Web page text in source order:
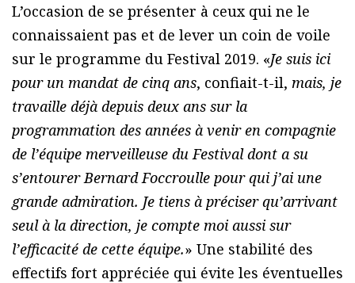
L’occasion de se présenter à ceux qui ne le
connaissaient pas et de lever un coin de voile
sur le programme du Festival 2019. «Je suis ici
pour un mandat de cinq ans, confiait-t-il, mais, je
travaille déjà depuis deux ans sur la
programmation des années à venir en compagnie
de l’équipe merveilleuse du Festival dont a su
s’entourer Bernard Foccroulle pour qui j’ai une
grande admiration. Je tiens à préciser qu’arrivant
seul à la direction, je compte moi aussi sur
l’efficacité de cette équipe.» Une stabilité des
effectifs fort appréciée qui évite les éventuelles